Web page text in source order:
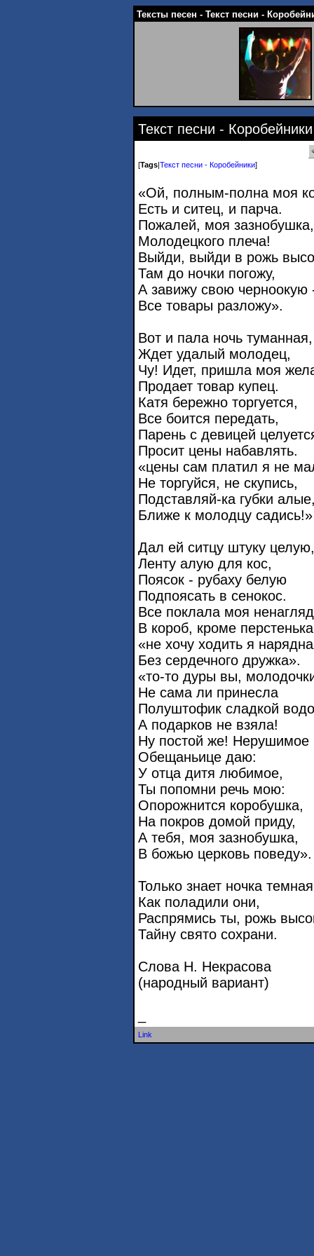
Тексты песен - Текст песни -
Текст песни - Коробейники
[Tags Текст песни - Коробейники]
«Ой, полным-полна моя
Есть и ситец, и парча.
Пожалей, моя зазнобушка,
Молодецкого плеча!
Выйди, выйди в рожь
Там до ночки погожу,
А завижу свою черноокую
Все товары разложу».
Вот и пала ночь туманная,
Ждет удалый молодец,
Чу! Идет, пришла моя
Продает товар купец.
Катя бережно торгуется,
Все боится передать,
Парень с девицей
Просит цены набавлять.
«цены сам платил я не
Не торгуйся, не скупись,
Подставляй-ка губки
Ближе к молодцу садись!»
Дал ей ситцу штуку целую,
Ленту алую для кос,
Поясок - рубаху белую
Подпоясать в сенокос.
Все поклала моя
В короб, кроме
«не хочу ходить я
Без сердечного дружка».
«то-то дуры вы,
Не сама ли принесла
Полуштофик сладкой
А подарков не взяла!
Ну постой же! Нерушимое
Обещаньице даю:
У отца дитя любимое,
Ты попомни речь мою:
Опорожнится коробушка,
На покров домой приду,
А тебя, моя зазнобушка,
В божью церковь поведу».
Только знает ночка
Как поладили они,
Распрямись ты, рожь
Тайну свято сохрани.
Слова Н. Некрасова
(народный вариант)
Link